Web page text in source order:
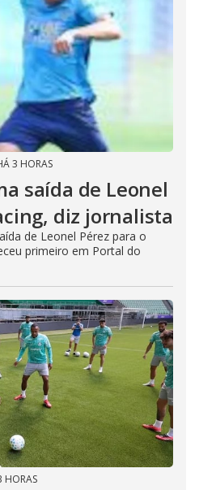
3 HORAS
saída de Leonel
diz jornalista
de Leonel Pérez para o
primeiro em Portal do
HORAS